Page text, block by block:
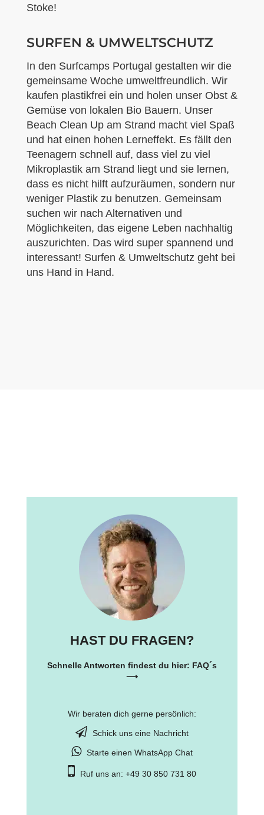
Stoke!
SURFEN & UMWELTSCHUTZ
In den Surfcamps Portugal gestalten wir die
gemeinsame Woche umweltfreundlich. Wir
kaufen plastikfrei ein und holen unser Obst &
Gemüse von lokalen Bio Bauern. Unser
Beach Clean Up am Strand macht viel Spaß
und hat einen hohen Lerneffekt. Es fällt den
Teenagern schnell auf, dass viel zu viel
Mikroplastik am Strand liegt und sie lernen,
dass es nicht hilft aufzuräumen, sondern nur
weniger Plastik zu benutzen. Gemeinsam
suchen wir nach Alternativen und
Möglichkeiten, das eigene Leben nachhaltig
auszurichten. Das wird super spannend und
interessant! Surfen & Umweltschutz geht bei
uns Hand in Hand.
HAST DU FRAGEN?
Schnelle Antworten findest du hier: FAQ´s
⟶
Wir beraten dich gerne persönlich:
Schick uns eine Nachricht
Starte einen WhatsApp Chat
Ruf uns an: +49 30 850 731 80